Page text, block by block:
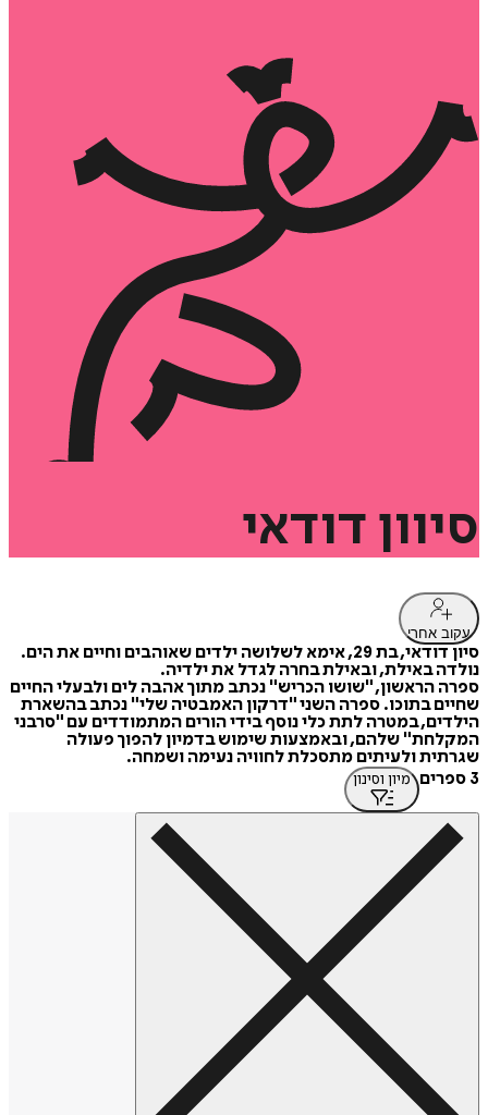
סיוון דודאי
עקוב אחרי
סיון דודאי, בת 29, אימא לשלושה ילדים שאוהבים וחיים את הים.
נולדה באילת, ובאילת בחרה לגדל את ילדיה.
ספרה הראשון, "שושו הכריש" נכתב מתוך אהבה לים ולבעלי החיים
שחיים בתוכו. ספרה השני "דרקון האמבטיה שלי" נכתב בהשארת
הילדים, במטרה לתת כלי נוסף בידי הורים המתמודדים עם "סרבני
המקלחת" שלהם, ובאמצעות שימוש בדמיון להפוך פעולה
שגרתית ולעיתים מתסכלת לחוויה נעימה ושמחה.
3 ספרים
מיון וסינון